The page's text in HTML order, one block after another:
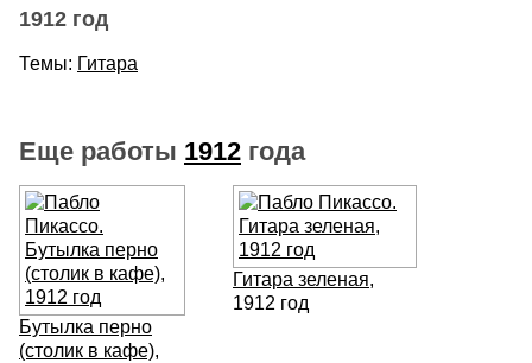
1912 год
Темы: Гитара
Еще работы 1912 года
Бутылка перно
(столик в кафе),
Гитара зеленая,
1912 год